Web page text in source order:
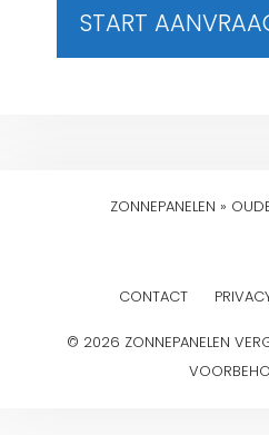
START
ZONNEPANELEN »
CONTACT
© 2026 ZONNEPANELEN